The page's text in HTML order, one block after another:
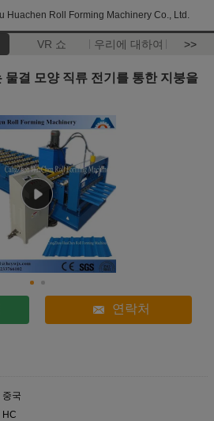
Huachen Roll Forming Machinery Co., Ltd.
VR 쇼 우리에 대하여 >>
결 모양 직류 전기를 통한 지붕을
연락처
중국
HC